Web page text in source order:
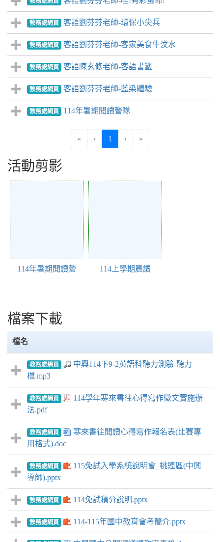
教務處網頁 客語劉芬芬老師-環保小尖兵
教務處網頁 客語劉芬芬老師-客家美食牛汶水
教務處網頁 客語陳玄修老師-客語書籤
教務處網頁 客語劉芬芬老師-藍染體驗
教務處網頁 114年暑期閱讀營隊
« ‹ 1 (current)
› »
活動剪影
114年暑期閱讀營 114上學期晨讀
檔案下載
檔名
教務處網頁
中興114下9-2英語科聽力測驗-聽力
檔.mp3
教務處網頁
114學年寒來書往心得寫作徵文實施辦
法.pdf
教務處網頁
寒來書往閱讀心得寫作報名表(比賽專
用格式).doc
教務處網頁
115免試入學系統說明會_桃連區(中興
導師).pptx
教務處網頁 114免試積分說明.pptx
教務處網頁 114-115年國中教育會考簡介.pptx